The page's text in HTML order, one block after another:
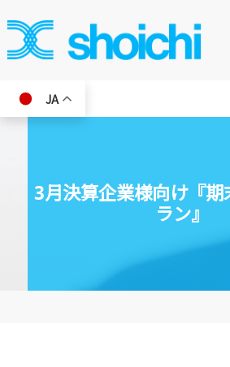
JA
3月決算企業様向け『期
ラン』